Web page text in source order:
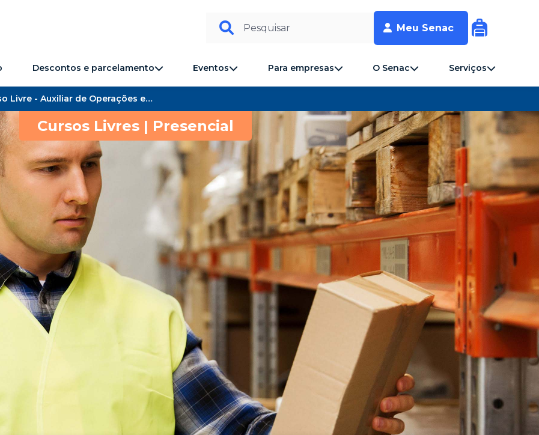
Pesquisar Meu Senac
Descontos e parcelamento Eventos Para empresas O Senac Serviços
Curso Livre - Auxiliar de Operações em Logística - Senac São Paulo
Cursos Livres | Presencial